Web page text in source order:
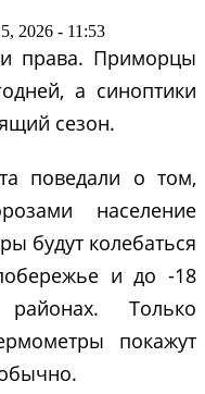
2026 - 11:53
права. Приморцы
а синоптики
сезон.
поведали о том,
население
будут колебаться
и до -18
Только
покажут